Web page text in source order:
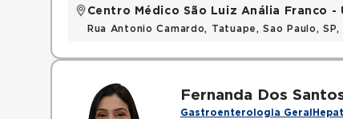
Centro Médico São Luiz Anália Franco
Rua Antonio Camardo, Tatuape, Sao Paulo, SP,
Fernanda Dos
Gastroenterologia Geral